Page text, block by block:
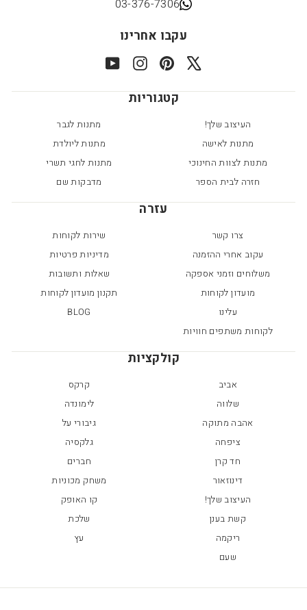
03-376-7306
עקבו אחרינו
X
Pinterest
Instagram
YouTube
קטגוריות
העיצוב שלך!
מתנות לגבר
מתנות לאישה
מתנות ליולדת
מתנות לצוות החינוכי
מתנות לחגי תשרי
חזרה לבית הספר
מדבקות שם
עזרה
צרו קשר
שירות לקוחות
עקוב אחרי ההזמנה
מדיניות פרטיות
משלוחים וזמני אספקה
שאלות ותשובות
מועדון לקוחות
תקנון מועדון לקוחות
עלינו
BLOG
לקוחות משתפים חוויות
קולקציות
אביב
קרקס
שלווה
לימונדה
אהבה מתוקה
גיבורי על
ציפחה
גלקסיה
חד קרן
חברים
דינוזאור
משחק מכוניות
העיצוב שלך!
קו האופק
קשת בענן
שלכת
ריקמה
עץ
שעם